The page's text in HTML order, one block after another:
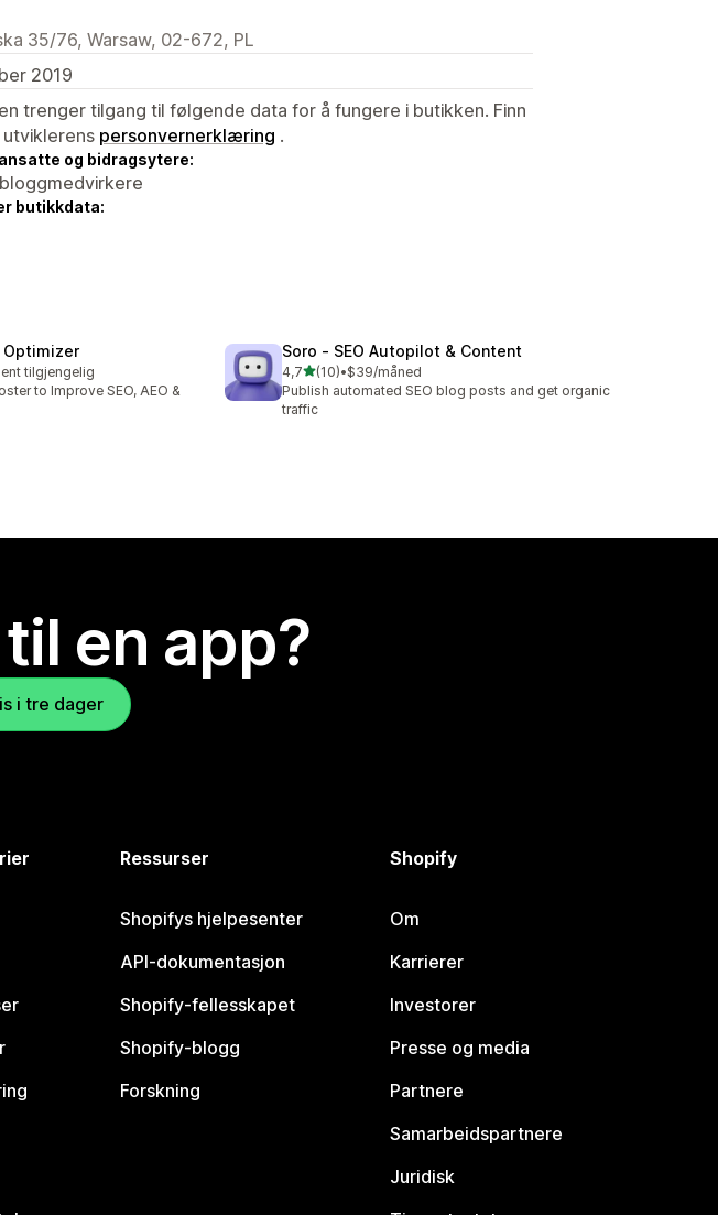
35/76, Warsaw, 02-672, PL
2019
trenger tilgang til følgende data for å fungere i butikken. Finn
personvernerklæring .
og bidragsytere:
butikkdata:
Optimizer
tilgjengelig
to Improve SEO, AEO &
Soro ‑ SEO Autopilot & Content
4,7av 5 stjerner
(10)
Totalt 10 omtaler
•$39/måned
Publish automated SEO blog posts and get organic
traffic
en app?
i tre dager
Ressurser
Shopifys hjelpesenter
API-dokumentasjon
Shopify-fellesskapet
Shopify-blogg
Forskning
Shopify
Om
Karrierer
Investorer
Presse og media
Partnere
Samarbeidspartnere
Juridisk